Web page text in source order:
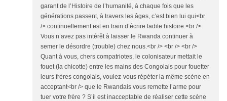
garant de l’Histoire de l’humanité, à chaque fois que les
générations passent, à travers les âges, c’est bien lui qui<br
/> continuellement est en train d’écrire ladite histoire.<br />
Vous n’avez pas intérêt à laisser le Rwanda continuer à
semer le désordre (trouble) chez nous.<br /> <br /> <br />
Quant à vous, chers compatriotes, le colonisateur mettait le
fouet (la chicotte) entre les mains des Congolais pour fouetter
leurs frères congolais, voulez-vous répéter la même scène en
acceptant<br /> que le Rwandais vous remette l’arme pour
tuer votre frère ? S’il est inacceptable de réaliser cette scène